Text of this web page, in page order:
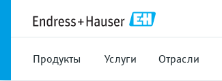
Продукты Услуги Отрасли